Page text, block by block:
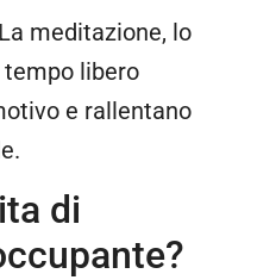
meditazione, lo
libero
e rallentano
di